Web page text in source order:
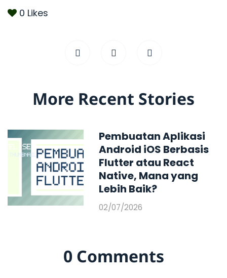
0 Likes
More Recent Stories
Pembuatan Aplikasi
Android iOS Berbasis
Flutter atau React
Native, Mana yang
Lebih Baik?
02/07/2026
0 Comments